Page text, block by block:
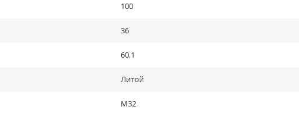
100
36
60,1
Литой
M32